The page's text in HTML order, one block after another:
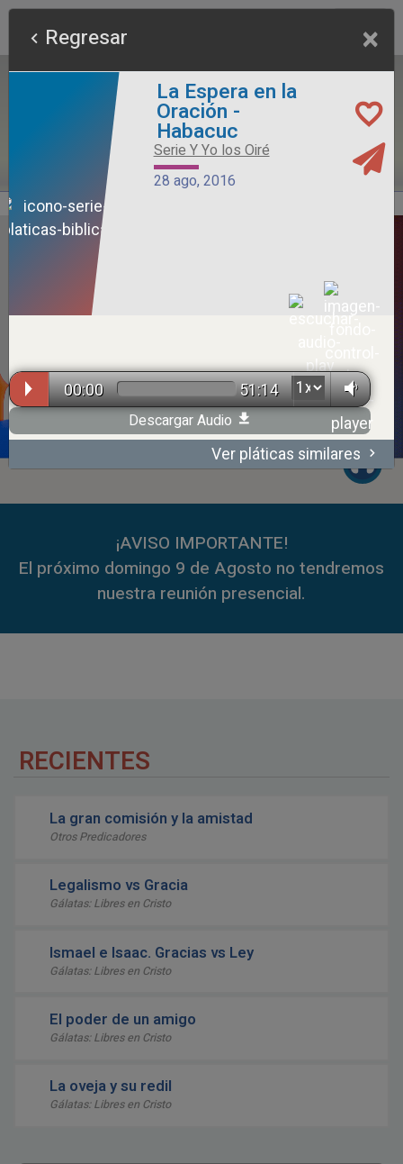
59:35
¡AVISO IMPORTANTE!
El próximo domingo 9 de Agosto no tendremos
nuestra reunión presencial.
RECIENTES
La gran comisión y la amistad
Otros Predicadores
Legalismo vs Gracia
Gálatas: Libres en Cristo
Ismael e Isaac. Gracias vs Ley
Gálatas: Libres en Cristo
El poder de un amigo
Gálatas: Libres en Cristo
La oveja y su redil
Gálatas: Libres en Cristo
Regresar ×
La Espera en la
Oración -
Habacuc
Serie Y Yo los Oiré
28 ago, 2016
00:00 51:14
Descargar Audio
Ver pláticas similares